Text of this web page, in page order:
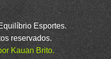
Esportes.
reservados.
Kauan Brito.